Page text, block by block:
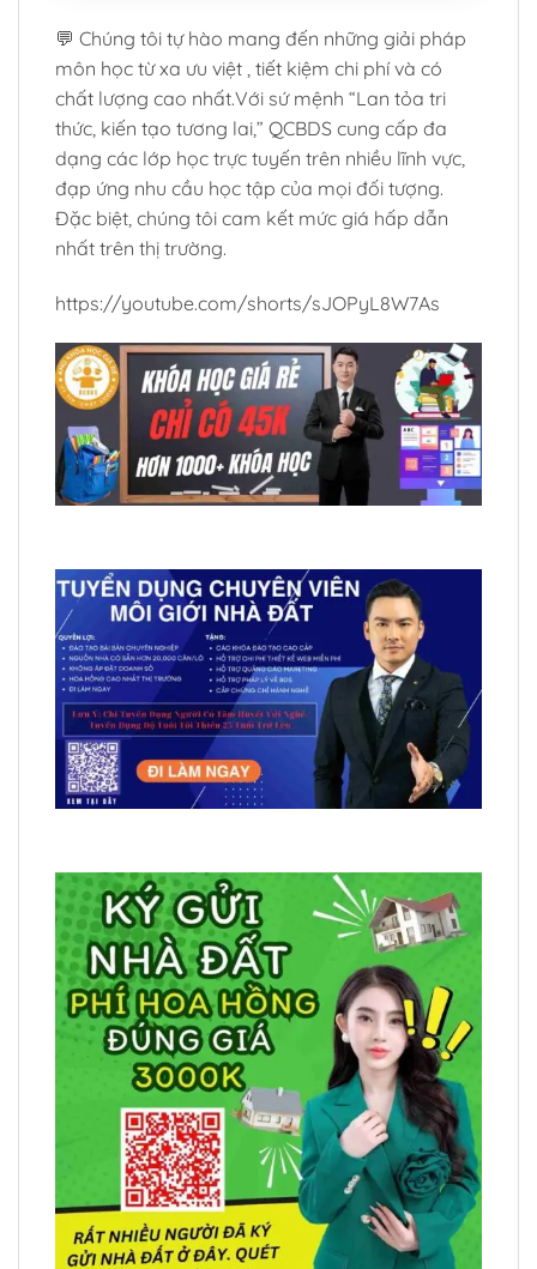
💬 Chúng tôi tự hào mang đến những giải pháp
môn học từ xa ưu việt , tiết kiệm chi phí và có
chất lượng cao nhất.Với sứ mệnh “Lan tỏa tri
thức, kiến tạo tương lai,” QCBDS cung cấp đa
dạng các lớp học trực tuyến trên nhiều lĩnh vực,
đạp ứng nhu cầu học tập của mọi đối tượng.
Đặc biệt, chúng tôi cam kết mức giá hấp dẫn
nhất trên thị trường.
https://youtube.com/shorts/sJOPyL8W7As